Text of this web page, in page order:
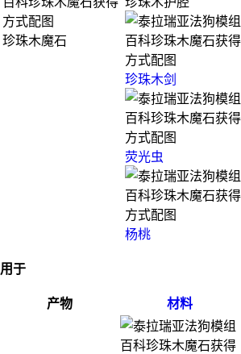
珍珠木魔石
珍珠木剑
荧光虫
杨桃
用于
产物 材料